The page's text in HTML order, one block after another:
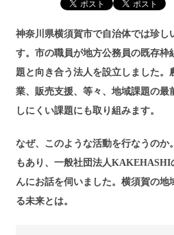
神奈川県横須賀市で自治体では珍し
す。市の職員が地方公務員の既存枠
題と向き合う法人を設立しました。
業、販売支援、等々、地域課題の最
しにくい課題にも取り組みます。
なぜ、このような活動を行なうのか
もあり、一般社団法人KAKEHASHI
んにお話を伺いました。横須賀の
る未来とは。